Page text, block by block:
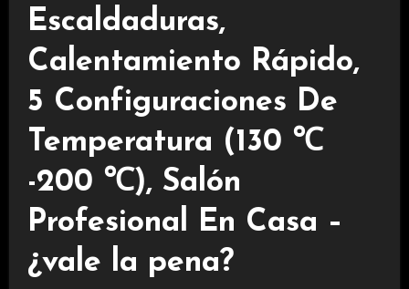
Escaldaduras,
Calentamiento Rápido,
5 Configuraciones De
Temperatura (130 ℃
-200 ℃), Salón
Profesional En Casa –
¿vale la pena?